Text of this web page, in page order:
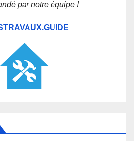
par notre équipe !